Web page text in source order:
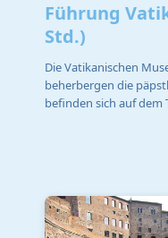
Führung
Std.)
Die Vatikanischen
beherbergen die
befinden sich auf